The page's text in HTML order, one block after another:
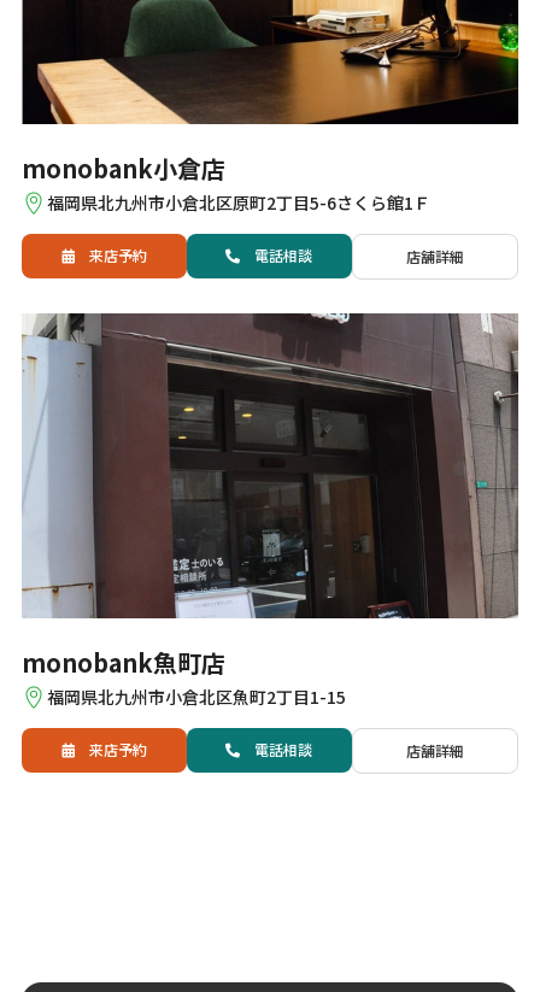
monobank小倉店
福岡県北九州市小倉北区原町2丁目5-6さくら館1Ｆ
来店予約 電話相談 店舗詳細
monobank魚町店
福岡県北九州市小倉北区魚町2丁目1-15
来店予約 電話相談 店舗詳細